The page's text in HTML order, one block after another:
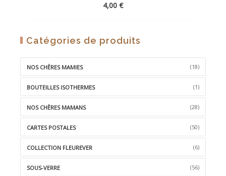
4,00 €
Catégories de produits
NOS CHÈRES MAMIES (18)
BOUTEILLES ISOTHERMES (1)
NOS CHÈRES MAMANS (28)
CARTES POSTALES (50)
COLLECTION FLEUREVER (6)
SOUS-VERRE (56)